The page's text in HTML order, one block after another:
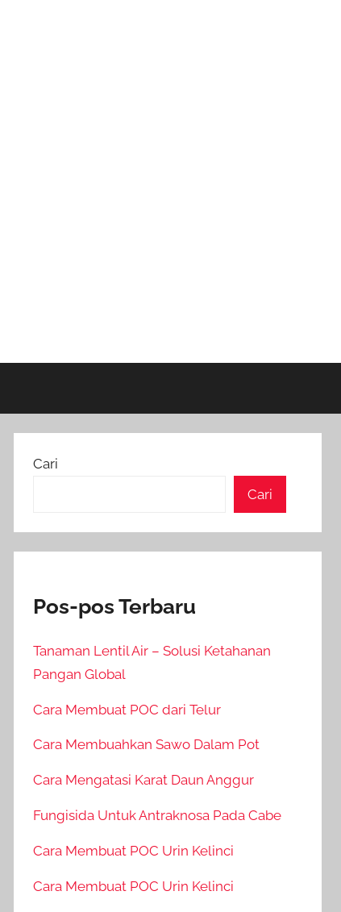
Cari
Cari
Pos-pos Terbaru
Tanaman Lentil Air – Solusi Ketahanan
Pangan Global
Cara Membuat POC dari Telur
Cara Membuahkan Sawo Dalam Pot
Cara Mengatasi Karat Daun Anggur
Fungisida Untuk Antraknosa Pada Cabe
Cara Membuat POC Urin Kelinci
Cara Membuat POC Urin Kelinci